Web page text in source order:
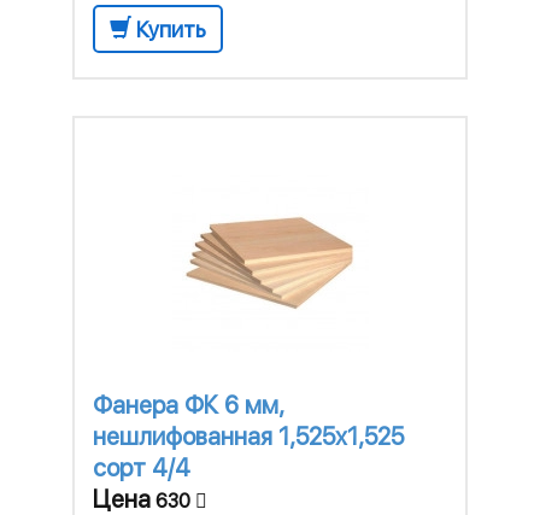
Купить
Фанера ФК 6 мм,
нешлифованная 1,525х1,525
сорт 4/4
Цена 630